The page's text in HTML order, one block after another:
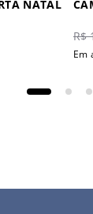
NATAL
R$
Em